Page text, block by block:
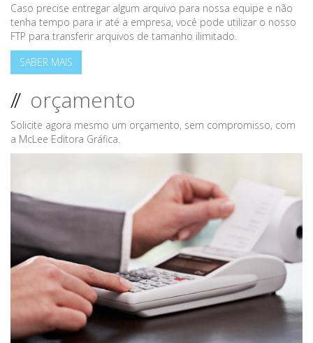
Caso precise entregar algum arquivo para nossa equipe e não
tenha tempo para ir até a empresa, você pode utilizar o nosso
FTP para transferir arquivos de tamanho ilimitado.
SABER MAIS
// orçamento
Solicite agora mesmo um orçamento, sem compromisso, com
a McLee Editora Gráfica.